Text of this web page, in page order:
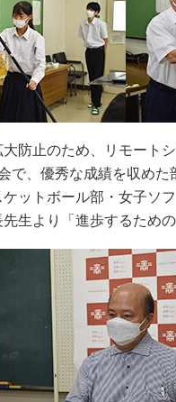
防止のため、リモート
で、優秀な成績を収め
ットボール部・女子ソ
生より「進歩するため